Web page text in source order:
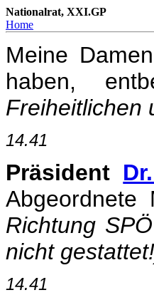
Nationalrat, XXI.GP
Home
Meine
haben,
Freiheitlichen
14.41
Präsident
Richtung
nicht
14.41